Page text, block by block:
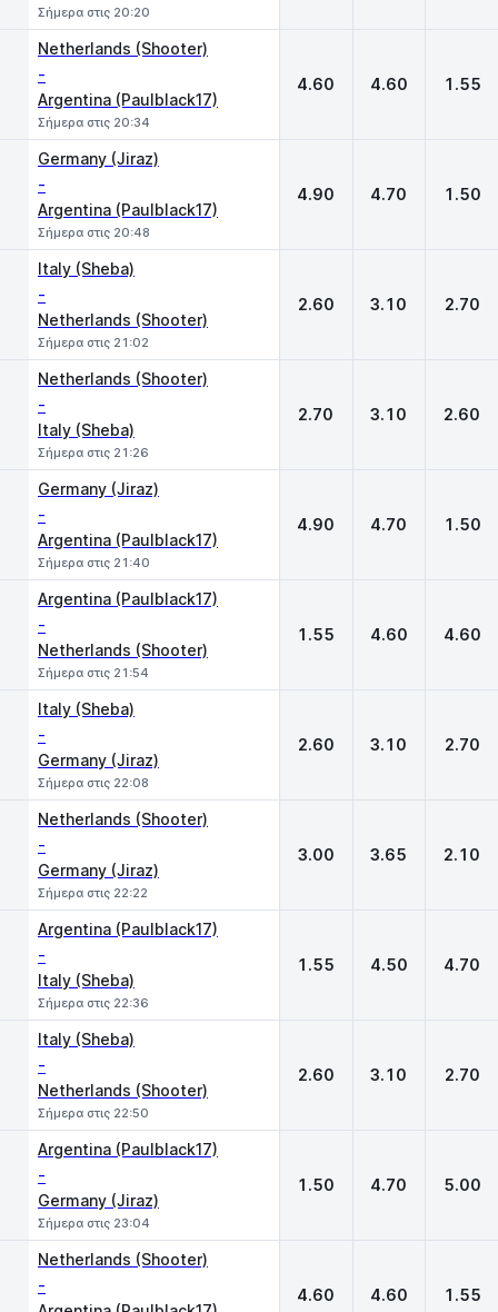
Σήμερα στις 20:20
Netherlands (Shooter)
-
Argentina (Paulblack17)
Σήμερα στις 20:34
4.60 4.60 1.55
Germany (Jiraz)
-
Argentina (Paulblack17)
Σήμερα στις 20:48
4.90 4.70 1.50
Italy (Sheba)
-
Netherlands (Shooter)
Σήμερα στις 21:02
2.60 3.10 2.70
Netherlands (Shooter)
-
Italy (Sheba)
Σήμερα στις 21:26
2.70 3.10 2.60
Germany (Jiraz)
-
Argentina (Paulblack17)
Σήμερα στις 21:40
4.90 4.70 1.50
Argentina (Paulblack17)
-
Netherlands (Shooter)
Σήμερα στις 21:54
1.55 4.60 4.60
Italy (Sheba)
-
Germany (Jiraz)
Σήμερα στις 22:08
2.60 3.10 2.70
Netherlands (Shooter)
-
Germany (Jiraz)
Σήμερα στις 22:22
3.00 3.65 2.10
Argentina (Paulblack17)
-
Italy (Sheba)
Σήμερα στις 22:36
1.55 4.50 4.70
Italy (Sheba)
-
Netherlands (Shooter)
Σήμερα στις 22:50
2.60 3.10 2.70
Argentina (Paulblack17)
-
Germany (Jiraz)
Σήμερα στις 23:04
1.50 4.70 5.00
Netherlands (Shooter)
- 4.60 4.60 1.55